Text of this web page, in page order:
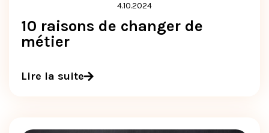
4.10.2024
10 raisons de changer de
métier
Lire la suite